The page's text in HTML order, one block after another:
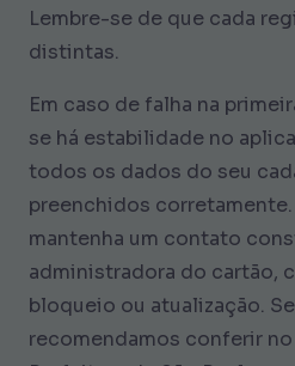
Lembre-se de que cada
distintas.
Em caso de falha na
se há estabilidade no
todos os dados do seu
preenchidos
mantenha um contato
administradora do cartão,
bloqueio ou atualização.
recomendamos conferir